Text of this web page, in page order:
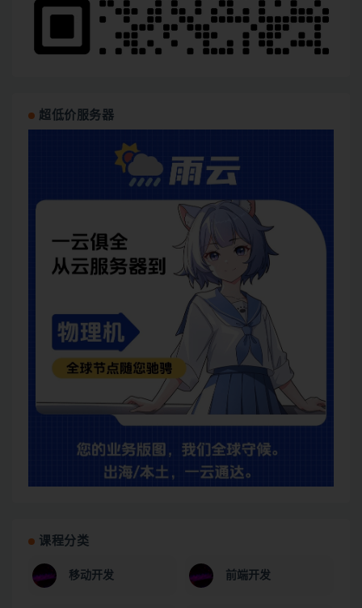
超低价服务器
课程分类
移动开发 前端开发